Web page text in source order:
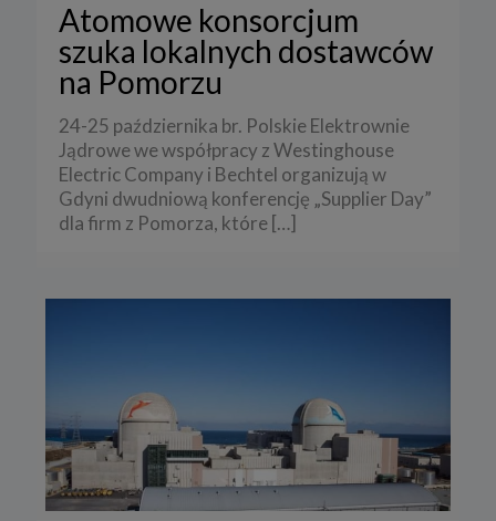
Atomowe konsorcjum
szuka lokalnych dostawców
na Pomorzu
24-25 października br. Polskie Elektrownie
Jądrowe we współpracy z Westinghouse
Electric Company i Bechtel organizują w
Gdyni dwudniową konferencję „Supplier Day”
dla firm z Pomorza, które […]